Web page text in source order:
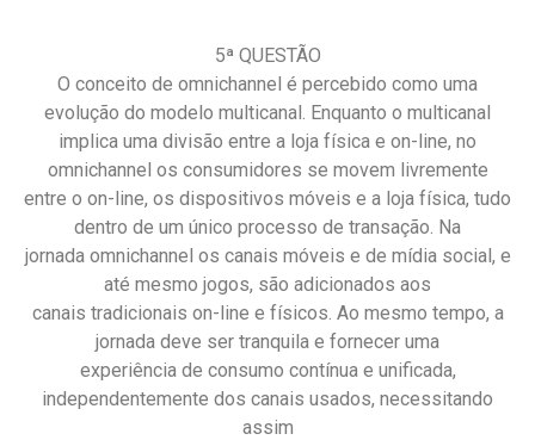
5ª QUESTÃO
O conceito de omnichannel é percebido como uma
evolução do modelo multicanal. Enquanto o multicanal
implica uma divisão entre a loja física e on-line, no
omnichannel os consumidores se movem livremente
entre o on-line, os dispositivos móveis e a loja física, tudo
dentro de um único processo de transação. Na
jornada omnichannel os canais móveis e de mídia social, e
até mesmo jogos, são adicionados aos
canais tradicionais on-line e físicos. Ao mesmo tempo, a
jornada deve ser tranquila e fornecer uma
experiência de consumo contínua e unificada,
independentemente dos canais usados, necessitando
assim